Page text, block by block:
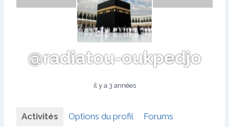
@radiatou-oukpedjo
il y a 3 années
Activités Options du profil Forums